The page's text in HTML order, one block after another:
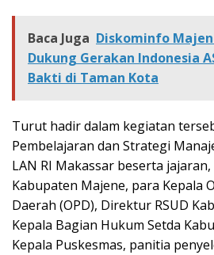
Baca Juga Diskominfo
Dukung Gerakan Indonesia
Bakti di Taman Kota
Turut hadir dalam kegiatan
Pembelajaran dan Strategi
LAN RI Makassar beserta jajaran,
Kabupaten Majene, para Kepala
Daerah (OPD), Direktur RSUD
Kepala Bagian Hukum Setda
Kepala Puskesmas, panitia